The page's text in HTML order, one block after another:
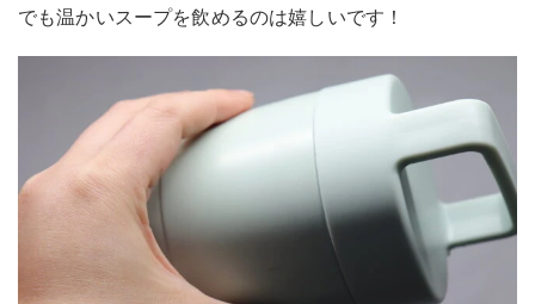
でも温かいスープを飲めるのは嬉しいです！